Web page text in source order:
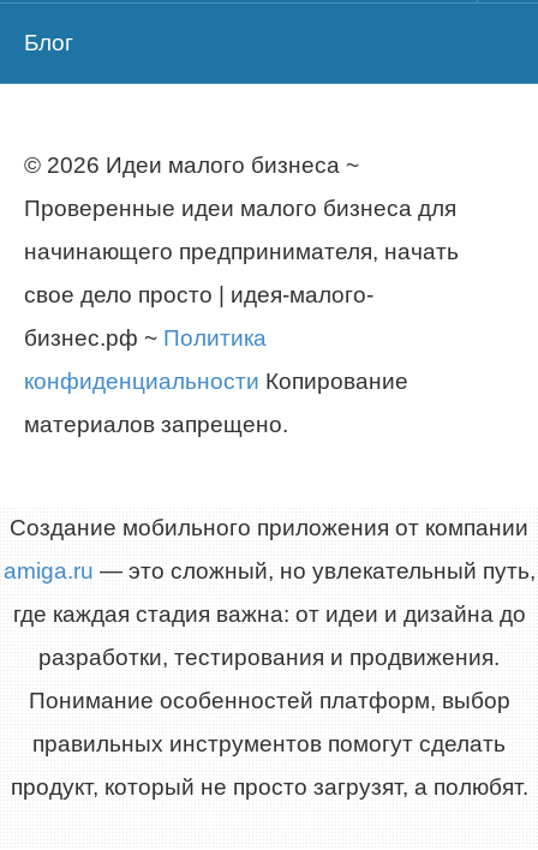
Блог
© 2026 Идеи малого бизнеса ~
Проверенные идеи малого бизнеса для
начинающего предпринимателя, начать
свое дело просто | идея-малого-
бизнес.рф ~ Политика
конфиденциальности Копирование
материалов запрещено.
Создание мобильного приложения от компании
amiga.ru — это сложный, но увлекательный путь,
где каждая стадия важна: от идеи и дизайна до
разработки, тестирования и продвижения.
Понимание особенностей платформ, выбор
правильных инструментов помогут сделать
продукт, который не просто загрузят, а полюбят.